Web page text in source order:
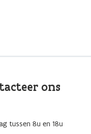
ons
tussen 8u en 18u